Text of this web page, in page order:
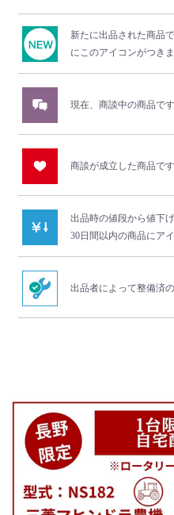
新たに出品された商品で
にこのアイコンがつきま
現在、商談中の商品です
商談が成立した商品です
出品時の値段から値下
30日間以内の商品にア
出品者によって整備済の